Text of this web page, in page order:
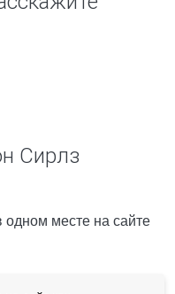
Сирлз
одном месте на сайте